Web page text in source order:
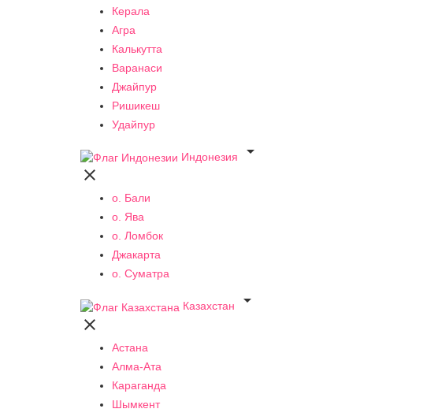
Керала
Агра
Калькутта
Варанаси
Джайпур
Ришикеш
Удайпур
Индонезия


о. Бали
о. Ява
о. Ломбок
Джакарта
о. Суматра
Казахстан


Астана
Алма-Ата
Караганда
Шымкент